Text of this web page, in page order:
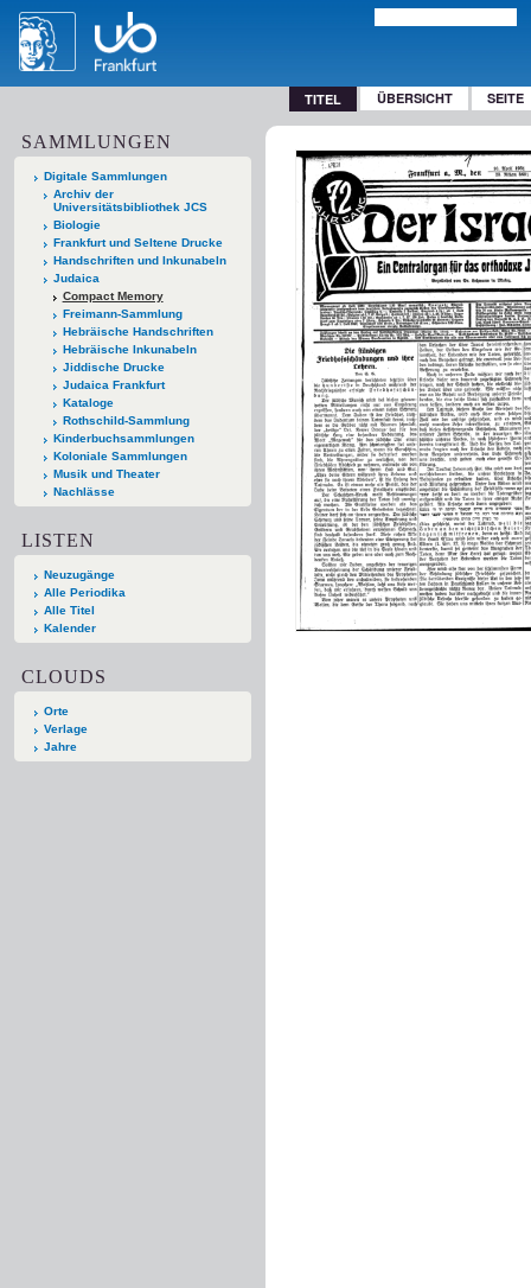
TITEL ÜBERSICHT SEITE
SAMMLUNGEN
Digitale Sammlungen
Archiv der
Universitätsbibliothek JCS
Biologie
Frankfurt und Seltene Drucke
Handschriften und Inkunabeln
Judaica
Compact Memory
Freimann-Sammlung
Hebräische Handschriften
Hebräische Inkunabeln
Jiddische Drucke
Judaica Frankfurt
Kataloge
Rothschild-Sammlung
Kinderbuchsammlungen
Koloniale Sammlungen
Musik und Theater
Nachlässe
LISTEN
Neuzugänge
Alle Periodika
Alle Titel
Kalender
CLOUDS
Orte
Verlage
Jahre